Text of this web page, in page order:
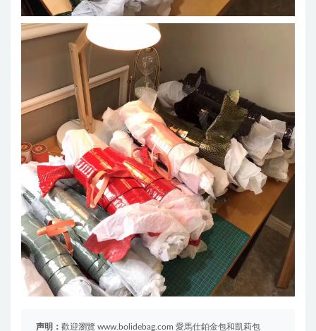
声明： 歡迎瀏覽 www.bolidebag.com 愛馬仕鉑金包和凱莉包